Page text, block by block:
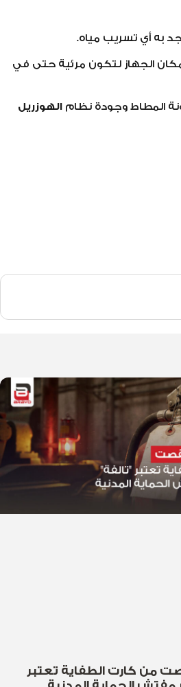
به أي تسريب مياه.
الجهاز لتكون مرئية حتى في
المطاط وجودة نظام الهوزريل
من كارت الطفاية تعتبر